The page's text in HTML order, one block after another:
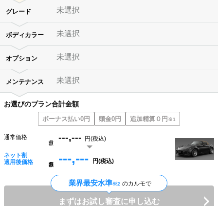
グレード 未選択
ボディカラー 未選択
オプション 未選択
メンテナンス 未選択
お選びのプラン合計金額
ボーナス払い0円 頭金0円 追加精算０円※1
通常価格 ---,--- 円(税込)
ネット割
適用後価格
---,--- 円(税込)
業界最安水準※2 のカルモで
まずはお試し審査に申し込む